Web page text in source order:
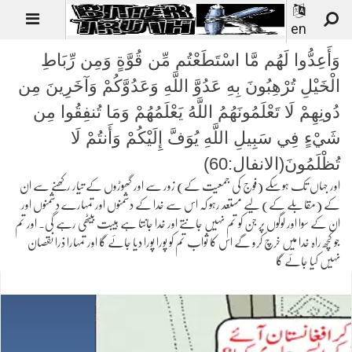
en
وَأَعِدُّوا لَهُم مَّا اسْتَطَعْتُم مِّن قُوَّةٍ وَمِن رِّبَاطِ
الْخَيْلِ تُرْهِبُونَ بِهِ عَدُوَّ اللَّهِ وَعَدُوَّكُمْ وَآخَرِينَ مِن
دُونِهِمْ لَا تَعْلَمُونَهُمُ اللَّهُ يَعْلَمُهُمْ وَمَا تُنفِقُوا مِن
شَيْءٍ فِي سَبِيلِ اللَّهِ يُوَفَّ إِلَيْكُمْ وَأَنتُمْ لَا
تُظْلَمُونَ(الانفال:60)
اور جہاں تک ہوسکے (فوج کی جمعیت کے) زور سے اور گھوڑوں کے تیار رکھنے سے ان
کے (مقابلے کے) لیے مستعد رہو کہ اس سے خدا کے دشمنوں اور تمہارے دشمنوں اور
ان کے سوا اور لوگوں پر جن کو تم نہیں جانتے اور خدا جانتا ہے ہیبت بیٹھی رہے گی۔ اور تم
جو کچھ راہ خدا میں خرچ کرو گے اس کا ثواب تم کو پورا پورا دیا جائے گا اور تمہارا ذرا نقصان
نہیں کیا جائے گا